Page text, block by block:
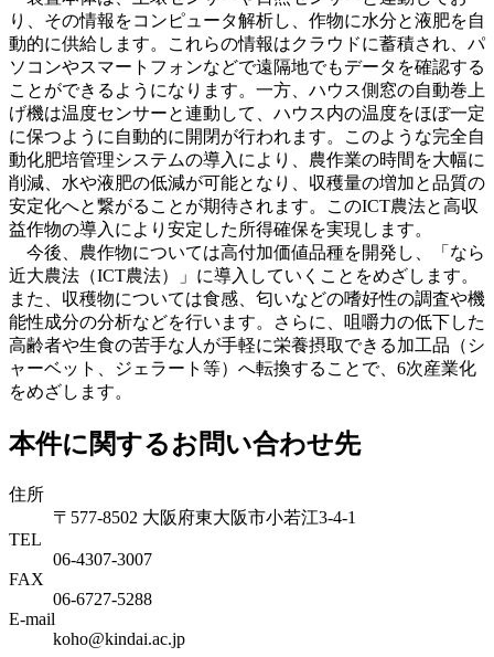
り、その情報をコンピュータ解析し、作物に水分と液肥を自
動的に供給します。これらの情報はクラウドに蓄積され、パ
ソコンやスマートフォンなどで遠隔地でもデータを確認する
ことができるようになります。一方、ハウス側窓の自動巻上
げ機は温度センサーと連動して、ハウス内の温度をほぼ一定
に保つように自動的に開閉が行われます。このような完全自
動化肥培管理システムの導入により、農作業の時間を大幅に
削減、水や液肥の低減が可能となり、収穫量の増加と品質の
安定化へと繋がることが期待されます。このICT農法と高収
益作物の導入により安定した所得確保を実現します。
今後、農作物については高付加価値品種を開発し、「なら
近大農法（ICT農法）」に導入していくことをめざします。
また、収穫物については食感、匂いなどの嗜好性の調査や機
能性成分の分析などを行います。さらに、咀嚼力の低下した
高齢者や生食の苦手な人が手軽に栄養摂取できる加工品（シ
ャーベット、ジェラート等）へ転換することで、6次産業化
をめざします。
本件に関するお問い合わせ先
住所
〒577-8502 大阪府東大阪市小若江3-4-1
TEL
06‐4307‐3007
FAX
06‐6727‐5288
E-mail
koho@kindai.ac.jp